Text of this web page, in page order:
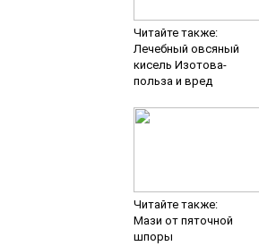
Читайте также:
Лечебный овсяный
кисель Изотова-
польза и вред
Читайте также:
Мази от пяточной
шпоры